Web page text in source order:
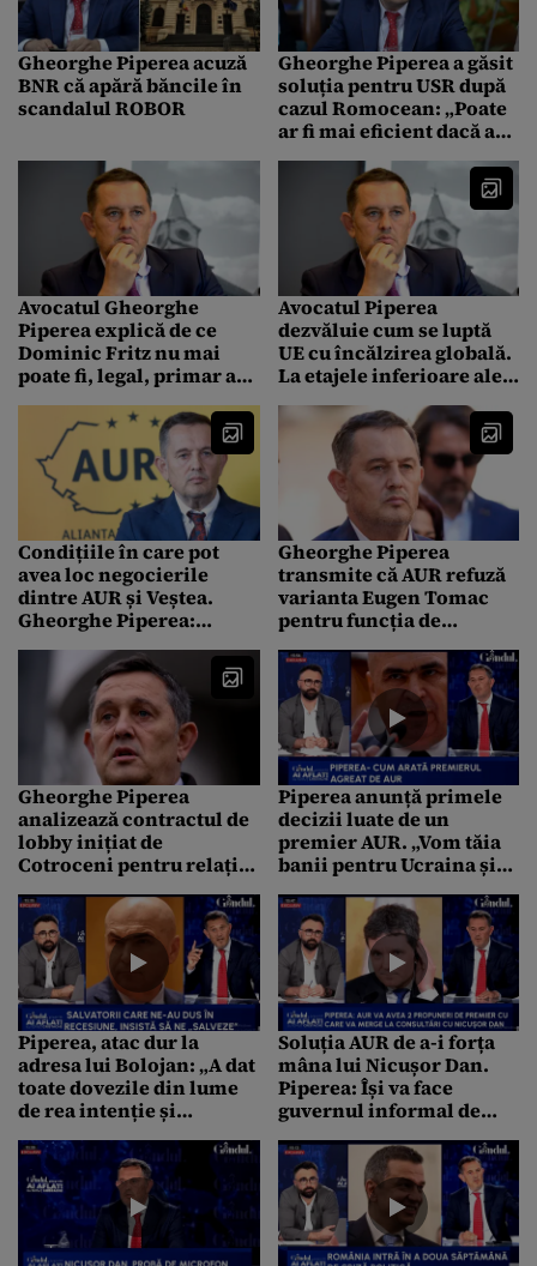
Gheorghe Piperea acuză
BNR că apără băncile în
scandalul ROBOR
Gheorghe Piperea a găsit
soluția pentru USR după
cazul Romocean: „Poate
ar fi mai eficient dacă ar
Avocatul Gheorghe
Piperea explică de ce
Dominic Fritz nu mai
poate fi, legal, primar al
textual justiția”
Avocatul Piperea
dezvăluie cum se luptă
UE cu încălzirea globală.
La etajele inferioare ale
oprit aerul condiționat.
La etajele superioare și la
Ursula ar funcționa.
„Lupta e pentru iobagi”
Condițiile în care pot
avea loc negocierile
dintre AUR și Veștea.
Gheorghe Piperea:
2 afirmații categorice”
Gheorghe Piperea
transmite că AUR refuză
varianta Eugen Tomac
pentru funcția de
Gheorghe Piperea
analizează contractul de
lobby inițiat de
Cotroceni pentru relația
România-SUA: „La prima
vedere, am crezut că e o
invenție a social media”
Piperea anunță primele
decizii luate de un
premier AUR. „Vom tăia
banii pentru Ucraina și
ajutoarele de stat pentru
multinaționale”
Piperea, atac dur la
adresa lui Bolojan: „A dat
toate dovezile din lume
de rea intenție și
Soluția AUR de a-i forța
mâna lui Nicușor Dan.
Piperea: Își va face
guvernul informal de
în râs, cum face el